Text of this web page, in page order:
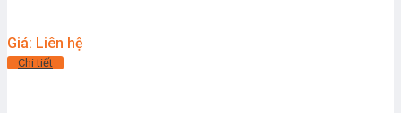
Giá: Liên hệ
Chi tiết